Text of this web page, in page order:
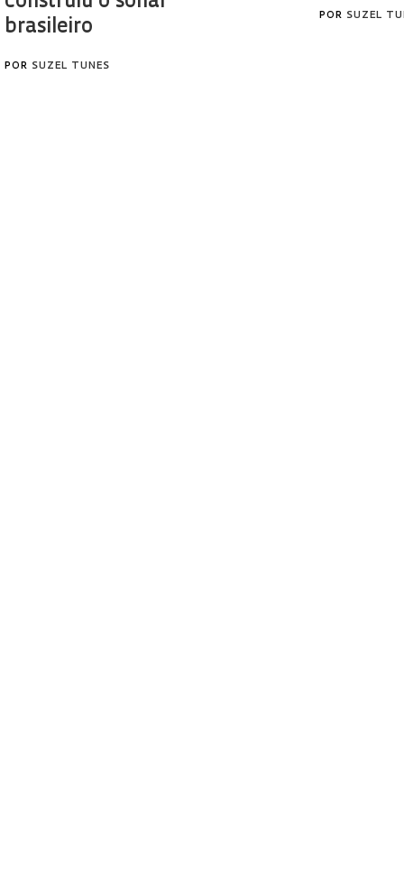
brasileiro
POR SUZEL TUNES
POR SUZEL